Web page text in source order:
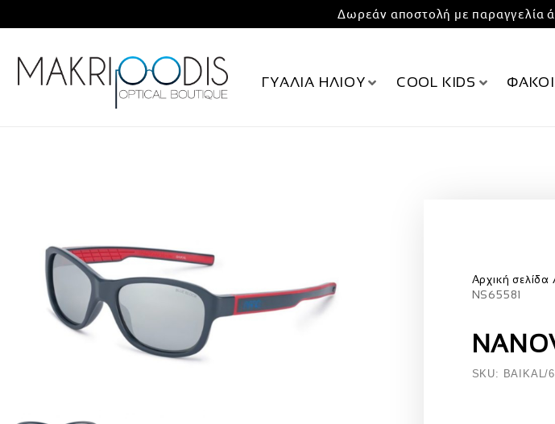
Δωρεάν αποστολή με παραγγελία
ΓΥΑΛΙΑ ΗΛΙΟΥ COOL KIDS
Αρχική σελίδα
NS65581
SKU: BAIKAL/